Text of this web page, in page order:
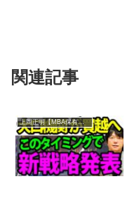
関連記事
上岡正明【MBA保有の脳科学者】